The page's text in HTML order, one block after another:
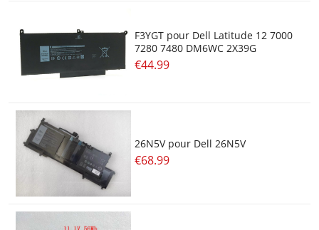
F3YGT pour Dell Latitude 12 7000
7280 7480 DM6WC 2X39G
€44.99
26N5V pour Dell 26N5V
€68.99